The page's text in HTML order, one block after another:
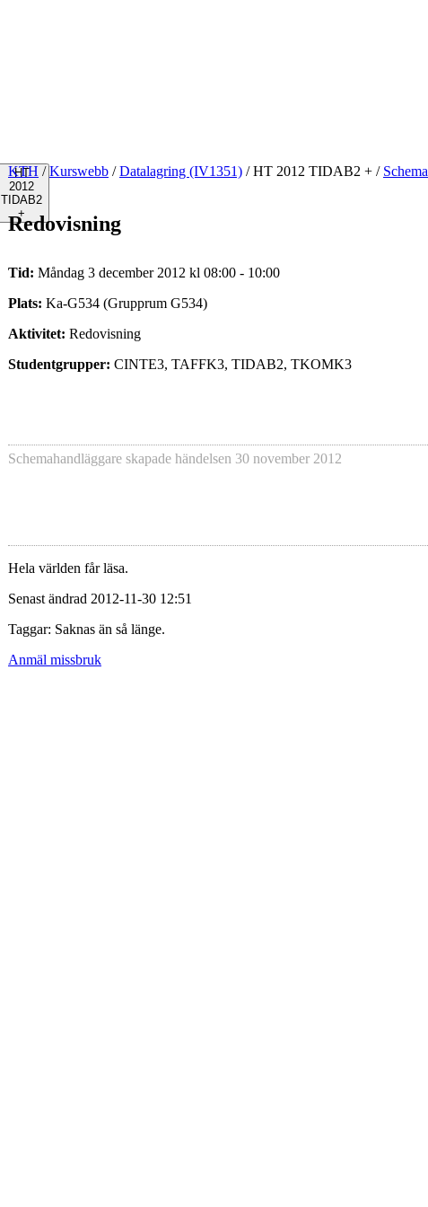
HT
2012
TIDAB2
+
KTH / Kurswebb / Datalagring (IV1351) /HT 2012 TIDAB2 + / Schema
Redovisning
Tid: Måndag 3 december 2012 kl 08:00 - 10:00
Plats: Ka-G534 (Grupprum G534)
Aktivitet: Redovisning
Studentgrupper: CINTE3, TAFFK3, TIDAB2, TKOMK3
Schemahandläggare skapade händelsen 30 november 2012
Hela världen får läsa.
Senast ändrad 2012-11-30 12:51
Taggar: Saknas än så länge.
Anmäl missbruk